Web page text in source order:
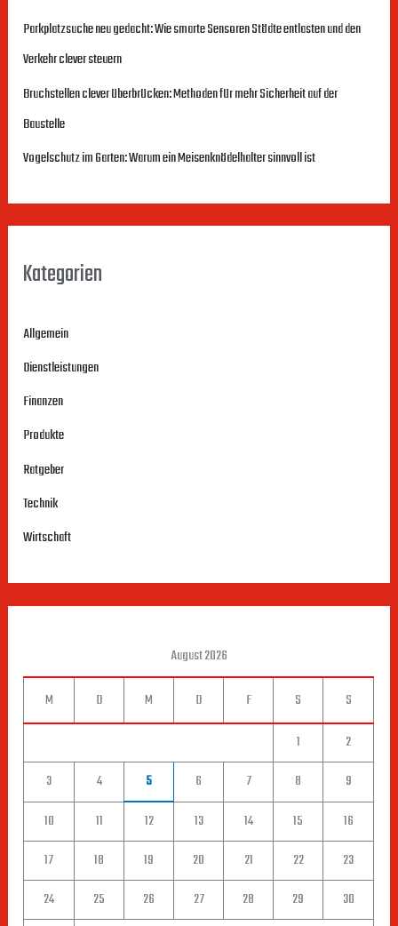
n
a
c
h
:
Parkplatzsuche neu gedacht: Wie smarte Sensoren Städte entlasten und den
Verkehr clever steuern
Bruchstellen clever überbrücken: Methoden für mehr Sicherheit auf der
Baustelle
Vogelschutz im Garten: Warum ein Meisenknödelhalter sinnvoll ist
Kategorien
Allgemein
Dienstleistungen
Finanzen
Produkte
Ratgeber
Technik
Wirtschaft
August 2026
M D M D F S
S
1
2
3
4 5 6 7 8
9
10
11 12 13 14 15
16
17
18 19 20 21 22
23
24
25 26 27 28 29
30